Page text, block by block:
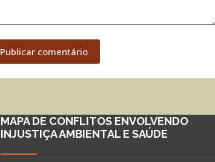
Publicar comentário
MAPA DE CONFLITOS ENVOLVENDO
INJUSTIÇA AMBIENTAL E SAÚDE